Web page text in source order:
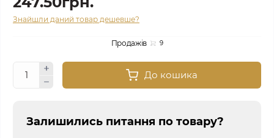
Знайшли даний товар дешевше?
Продажів 9
До кошика
Залишились питання по товару?